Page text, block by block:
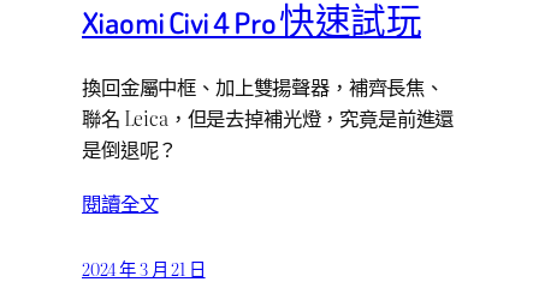
Xiaomi Civi 4 Pro 快速試玩
換回金屬中框、加上雙揚聲器，補齊長焦、
聯名 Leica，但是去掉補光燈，究竟是前進還
是倒退呢？
閱讀全文
2024 年 3 月 21 日